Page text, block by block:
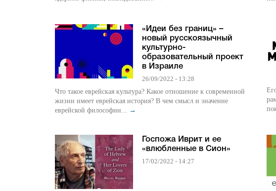
«Идеи без границ» –
новый русскоязычный
культурно-
образовательный проект
в Израиле
26/09/2022 - 13:28
Что такое еврейская культура? Какое отношение к современной
жизни имеет еврейская история? В чем смысл и значение
еврейской философии...
→
Госпожа Иврит и ее
«влюбленные в Сион»
17/02/2022 - 14:27